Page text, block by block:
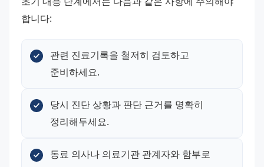
합니다:
관련 진료기록을 철저히 검토하고
준비하세요.
당시 진단 상황과 판단 근거를 명확히
정리해두세요.
동료 의사나 의료기관 관계자와 함부로